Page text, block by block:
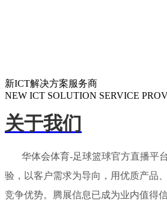
新ICT解决方案服务商
NEW ICT SOLUTION SERVICE
关于我们
华体会体育-足球篮球官方直播平台,
验，以客户需求为导向，用优质产品
竞争优势。腾展信息已成为业内值得